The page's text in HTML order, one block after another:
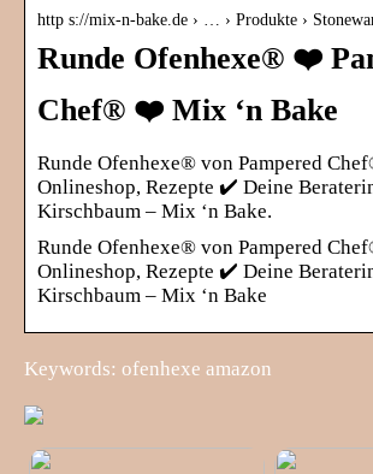
http s://mix-n-bake.de › … › Produkte ›
Runde Ofenhexe® ❤️
Chef® ❤️ Mix ‘n Bake
Runde Ofenhexe® von Pampered
Onlineshop, Rezepte ✔️ Deine
Kirschbaum – Mix ‘n Bake.
Runde Ofenhexe® von Pampered
Onlineshop, Rezepte ✔️ Deine
Kirschbaum – Mix ‘n Bake
Keywords: ofenhexe amazon